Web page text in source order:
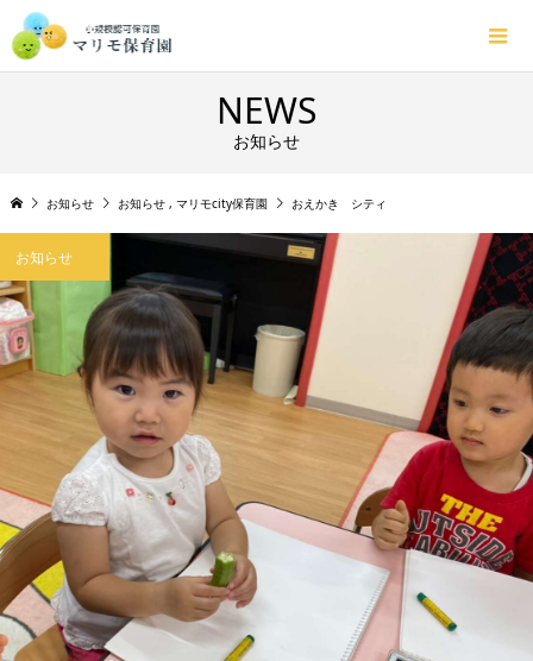
NEWS
お知らせ
お知らせ お知らせ , マリモcity保育園 おえかき シティ
お知らせ